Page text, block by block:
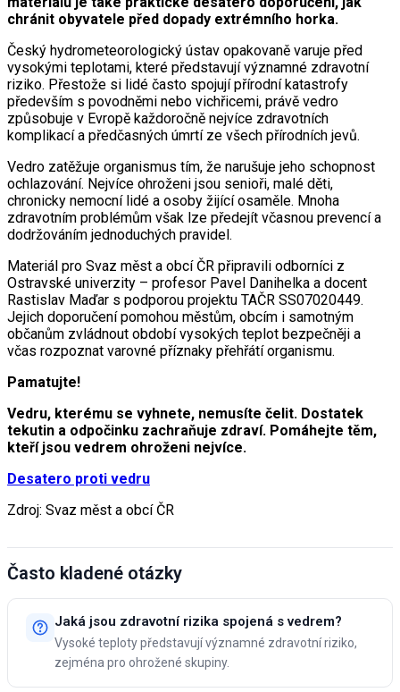
chránit obyvatele před dopady extrémního horka.
Český hydrometeorologický ústav opakovaně varuje před
vysokými teplotami, které představují významné zdravotní
riziko. Přestože si lidé často spojují přírodní katastrofy
především s povodněmi nebo vichřicemi, právě vedro
způsobuje v Evropě každoročně nejvíce zdravotních
komplikací a předčasných úmrtí ze všech přírodních jevů.
Vedro zatěžuje organismus tím, že narušuje jeho schopnost
ochlazování. Nejvíce ohroženi jsou senioři, malé děti,
chronicky nemocní lidé a osoby žijící osaměle. Mnoha
zdravotním problémům však lze předejít včasnou prevencí a
dodržováním jednoduchých pravidel.
Materiál pro Svaz měst a obcí ČR připravili odborníci z
Ostravské univerzity – profesor Pavel Danihelka a docent
Rastislav Maďar s podporou projektu TAČR SS07020449.
Jejich doporučení pomohou městům, obcím i samotným
občanům zvládnout období vysokých teplot bezpečněji a
včas rozpoznat varovné příznaky přehřátí organismu.
Pamatujte!
Vedru, kterému se vyhnete, nemusíte čelit. Dostatek
tekutin a odpočinku zachraňuje zdraví. Pomáhejte těm,
kteří jsou vedrem ohroženi nejvíce.
Desatero proti vedru
Zdroj: Svaz měst a obcí ČR
Často kladené otázky
Jaká jsou zdravotní rizika spojená s vedrem?
Vysoké teploty představují významné zdravotní riziko,
zejména pro ohrožené skupiny.